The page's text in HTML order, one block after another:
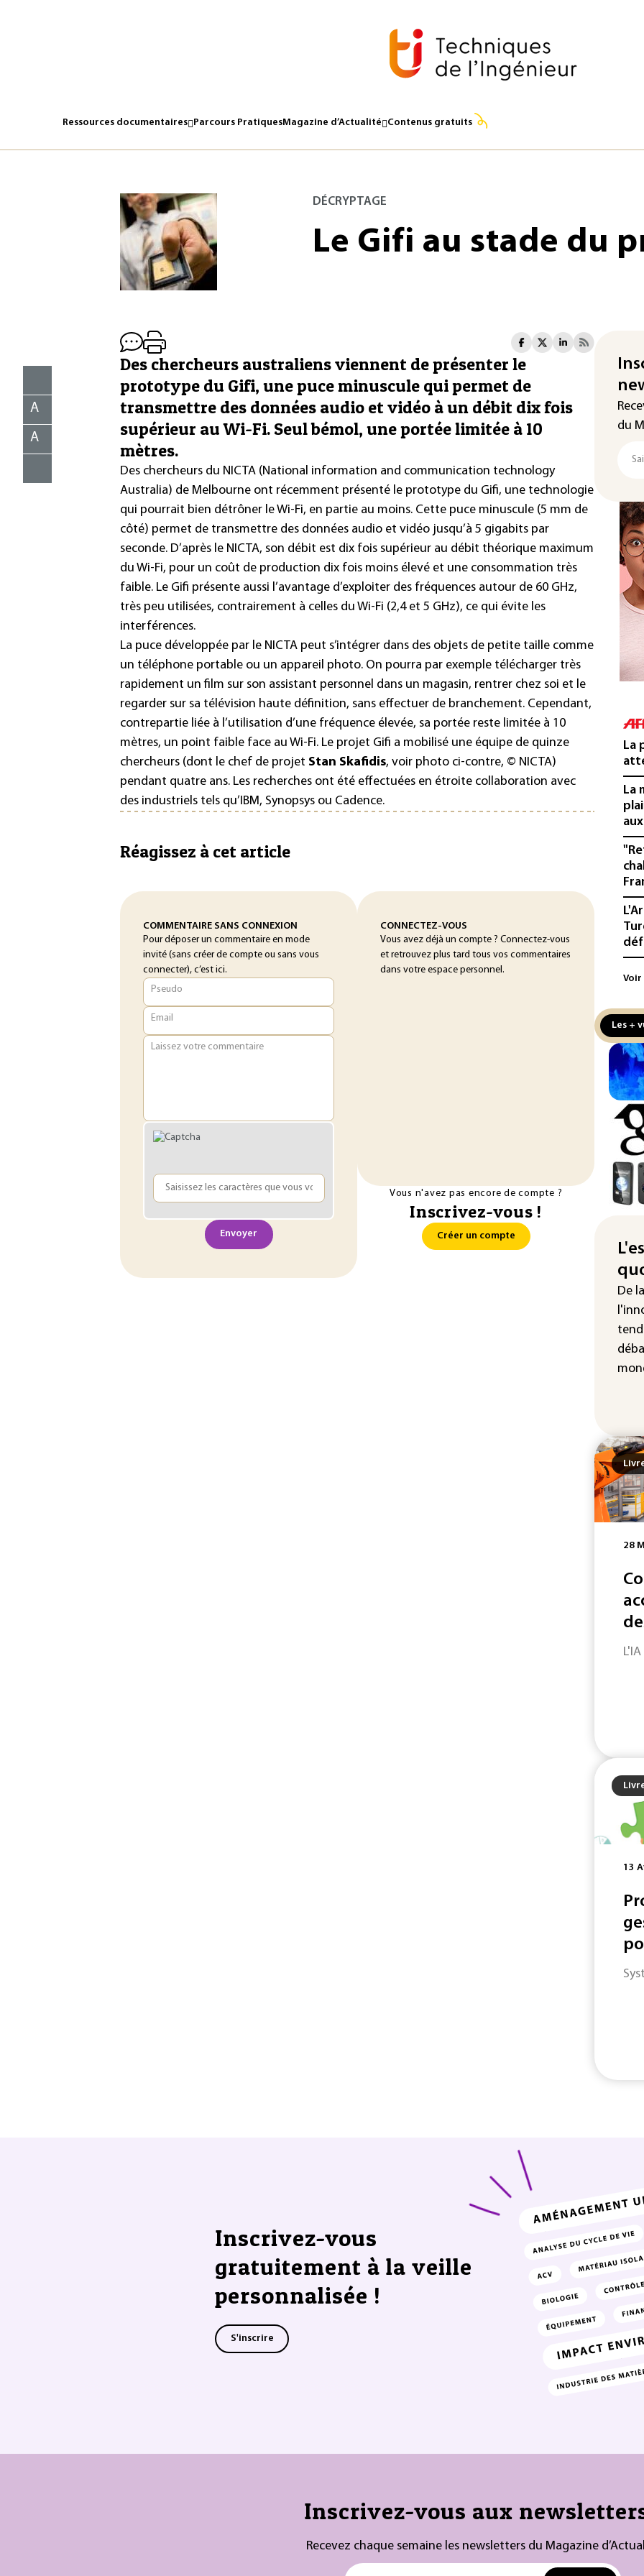
Ressources documentaires Parcours PratiquesMagazine d’Actualité Contenus gratuits
DÉCRYPTAGE
Le Gifi au stade du
A
A
Des chercheurs australiens viennent de présenter le
prototype du Gifi, une puce minuscule qui permet de
transmettre des données audio et vidéo à un débit dix fois
supérieur au Wi-Fi. Seul bémol, une portée limitée à 10
mètres.
Des chercheurs du NICTA (National information and communication technology
Australia) de Melbourne ont récemment présenté le prototype du Gifi, une technologie
qui pourrait bien détrôner le Wi-Fi, en partie au moins. Cette puce minuscule (5 mm de
côté) permet de transmettre des données audio et vidéo jusqu’à 5 gigabits par
seconde. D’après le NICTA, son débit est dix fois supérieur au débit théorique maximum
du Wi-Fi, pour un coût de production dix fois moins élevé et une consommation très
faible. Le Gifi présente aussi l’avantage d’exploiter des fréquences autour de 60 GHz,
très peu utilisées, contrairement à celles du Wi-Fi (2,4 et 5 GHz), ce qui évite les
interférences.
La puce développée par le NICTA peut s’intégrer dans des objets de petite taille comme
un téléphone portable ou un appareil photo. On pourra par exemple télécharger très
rapidement un film sur son assistant personnel dans un magasin, rentrer chez soi et le
regarder sur sa télévision haute définition, sans effectuer de branchement. Cependant,
contrepartie liée à l’utilisation d’une fréquence élevée, sa portée reste limitée à 10
mètres, un point faible face au Wi-Fi. Le projet Gifi a mobilisé une équipe de quinze
chercheurs (dont le chef de projet Stan Skafidis, voir photo ci-contre, © NICTA)
pendant quatre ans. Les recherches ont été effectuées en étroite collaboration avec
des industriels tels qu’IBM, Synopsys ou Cadence.
Réagissez à cet article
COMMENTAIRE SANS CONNEXION
Pour déposer un commentaire en mode
invité (sans créer de compte ou sans vous
connecter), c’est ici.
Pseudo
Email
Laissez votre commentaire
Envoyer
CONNECTEZ-VOUS
Vous avez déjà un compte ? Connectez-vous
et retrouvez plus tard tous vos commentaires
dans votre espace personnel.
Vous n'avez pas encore de compte ?
Inscrivez-vous !
Créer un compte
du
La
La
Le
au
au
de
la
Voir
Les +
De
28
13
Inscrivez-vous
gratuitement à la veille
personnalisée !
S'inscrire
Inscrivez-vous aux
Recevez chaque semaine les newsletters du Magazine